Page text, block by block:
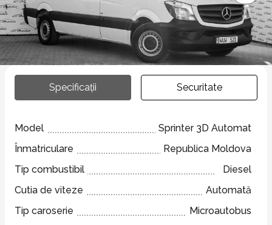
Specificații Securitate
Model
Sprinter 3D Automat
Înmatriculare
Republica Moldova
Tip combustibil
Diesel
Cutia de viteze
Automată
Tip caroserie
Microautobus